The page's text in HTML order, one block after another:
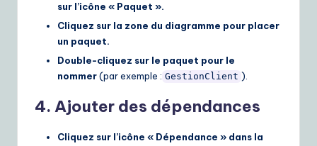
sur l’icône « Paquet ».
Cliquez sur la zone du diagramme pour placer
un paquet.
Double-cliquez sur le paquet pour le
nommer(par exemple : GestionClient ).
4. Ajouter des dépendances
Cliquez sur l’icône « Dépendance » dans la